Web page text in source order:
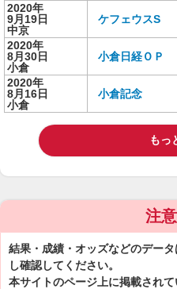
2020年
9月19日
中京
ケフェウスS
2020年
8月30日
小倉
小倉日経ＯＰ
2020年
8月16日
小倉
小倉記念
もっ
注
結果・成績・オッズなどのデー
し確認してください。
本サイトのページ上に掲載され